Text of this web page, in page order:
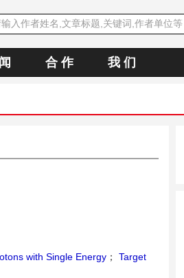
合 作 我 们
with Single Energy ；
Target